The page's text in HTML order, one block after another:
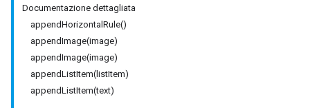
Documentazione dettagliata
appendHorizontalRule()
appendImage(image)
appendImage(image)
appendListItem(listItem)
appendListItem(text)